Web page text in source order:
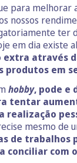
para melhorar
nossos
ter
em dia existe
através
produtos em
hobby, pode e
tentar
realização
mesmo de
de trabalhos
conciliar com